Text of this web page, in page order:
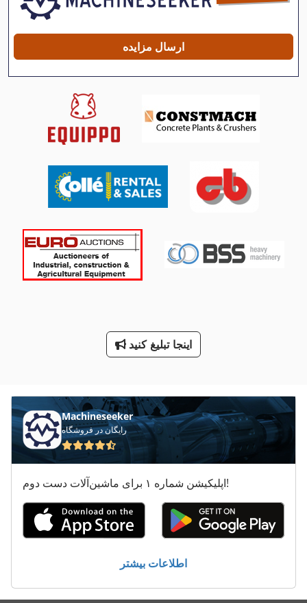
International 433
International 434
خنک کننده
خنک کننده فن آوری
دستگاه خنک کننده
ماشین های مرتب کننده
ارسال مزایده
اینجا تبلیغ کنید
Machineseeker
رایگان در فروشگاه
اپلیکیشن شماره ۱ برای ماشین‌آلات دست دوم!
اطلاعات بیشتر